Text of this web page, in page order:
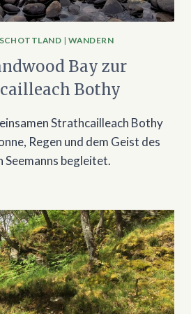
SCHOTTLAND |WANDERN
Bay zur
Bothy
Strathcailleach Bothy
Regen und dem Geist des
Seemanns begleitet.